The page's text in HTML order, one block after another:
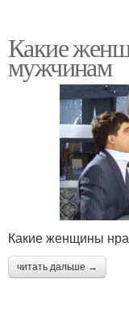
Какие
мужчинам
Какие женщины
читать дальше →